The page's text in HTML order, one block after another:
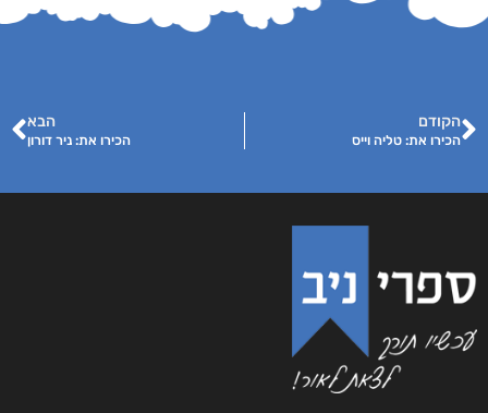
הקודם
הכירו את: טליה וייס
הבא
הכירו את: ניר דורון